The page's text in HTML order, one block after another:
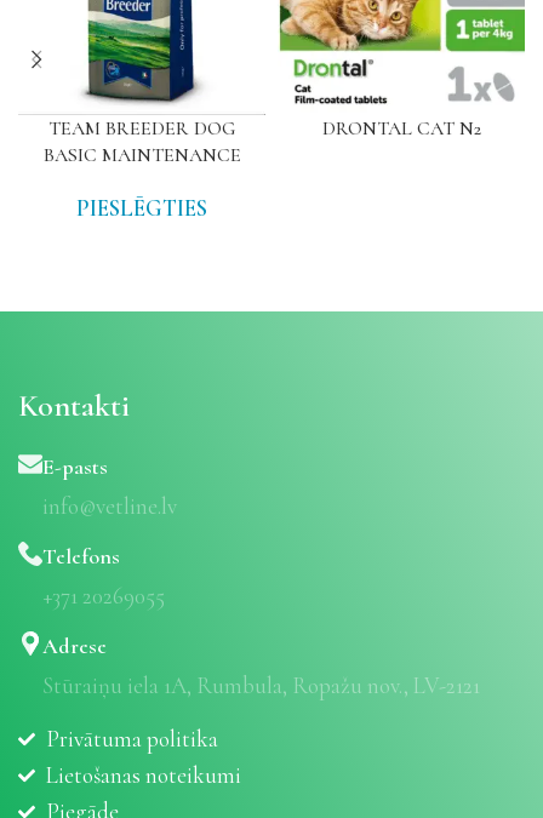
TEAM BREEDER DOG
BASIC MAINTENANCE
PIESLĒGTIES
DRONTAL CAT N2
Kontakti
E-pasts
info@vetline.lv
Telefons
+371 20269055
Adrese
Stūraiņu iela 1A, Rumbula, Ropažu nov., LV-2121
Privātuma politika
Lietošanas noteikumi
Piegāde